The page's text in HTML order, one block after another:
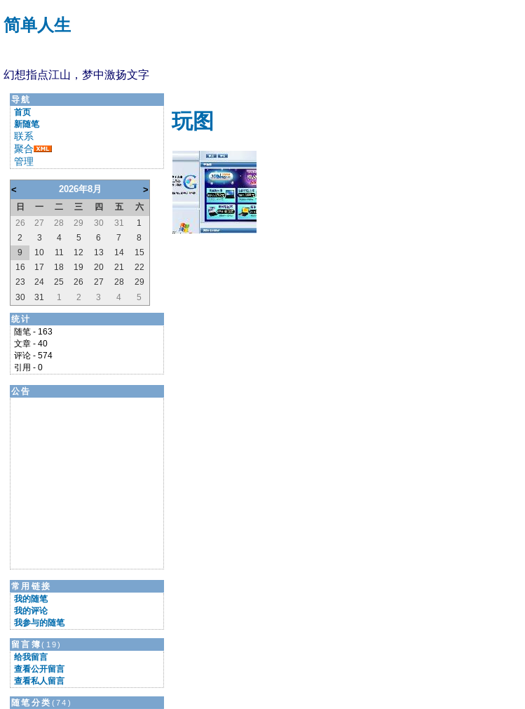
简单人生
幻想指点江山，梦中激扬文字
导航
首页
新随笔
联系
聚合
管理
< 2026年8月 >
日 一 二 三 四 五
六
26
27 28 29 30 31
1
2
3 4 5 6 7
8
9
10 11 12 13 14
15
16
17 18 19 20 21
22
23
24 25 26 27 28
29
30
31 1 2 3 4 5
统计
随笔 - 163
文章 - 40
评论 - 574
引用 - 0
公告
常用链接
我的随笔
我的评论
我参与的随笔
留言簿(19)
给我留言
查看公开留言
查看私人留言
随笔分类 (74)
玩图